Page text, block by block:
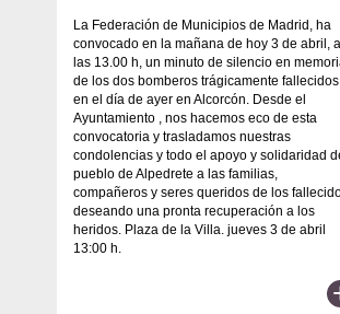
La Federación de Municipios de Madrid, ha
convocado en la mañana de hoy 3 de abril, a
las 13.00 h, un minuto de silencio en
de los dos bomberos trágicamente fallecidos
en el día de ayer en Alcorcón. Desde el
Ayuntamiento , nos hacemos eco de esta
convocatoria y trasladamos nuestras
condolencias y todo el apoyo y solidaridad
pueblo de Alpedrete a las familias,
compañeros y seres queridos de los
deseando una pronta recuperación a los
heridos. Plaza de la Villa. jueves 3 de abril
13:00 h.